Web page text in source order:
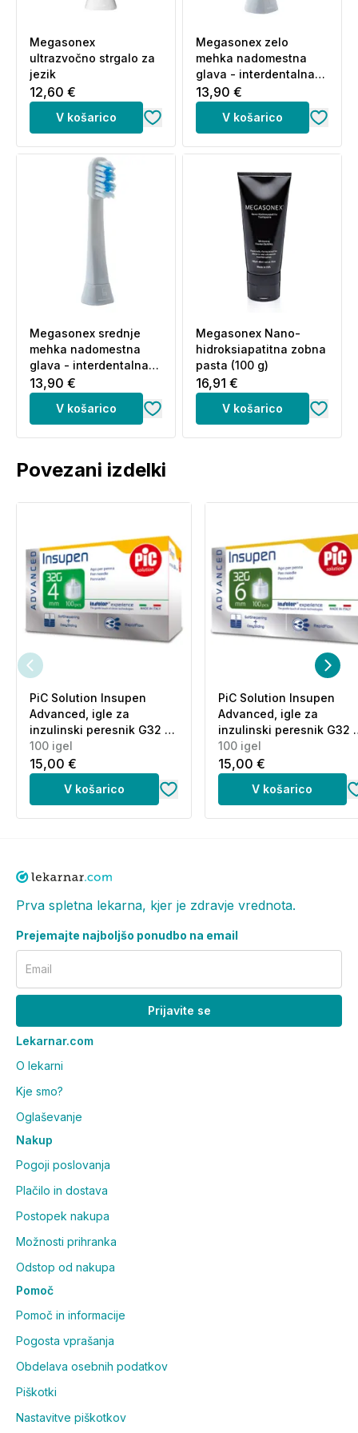
e-mail: bostjan@bk3.si
Proizvajalec:
Goldspire Group Limited, 36/F Tower
Two, Times Square, 1 Matheson Street, Causeway
Bay, Hong Kong
Proizvedeno za:
Panaford BV, Schouwburgplein 30-
34, 3012CL Rotterdam, Nizozemska
Megasonex
ultrazvočno strgalo za
jezik
12,60 €
V košarico
Megasonex zelo
mehka nadomestna
glava - interdentalna
(2 nastavka)
13,90 €
V košarico
Megasonex srednje
mehka nadomestna
glava - interdentalna
(2 nastavka)
13,90 €
V košarico
Megasonex Nano-
hidroksiapatitna zobna
pasta (100 g)
16,91 €
V košarico
Povezani izdelki
PiC Solution Insupen
Advanced, igle za
inzulinski peresnik G32 x
4 mm (100 igel)
100 igel
15,00 €
V košarico
PiC Solution Insupen
Advanced, igle za
inzulinski peresnik G32 x
6 mm (100 igel)
100 igel
15,00 €
V košarico
Prva spletna lekarna, kjer je zdravje vrednota.
Prejemajte najboljšo ponudbo na email
Email
Prijavite se
Lekarnar.com
O lekarni
Kje smo?
Oglaševanje
Nakup
Pogoji poslovanja
Plačilo in dostava
Postopek nakupa
Možnosti prihranka
Odstop od nakupa
Pomoč
Pomoč in informacije
Pogosta vprašanja
Obdelava osebnih podatkov
Piškotki
Nastavitve piškotkov